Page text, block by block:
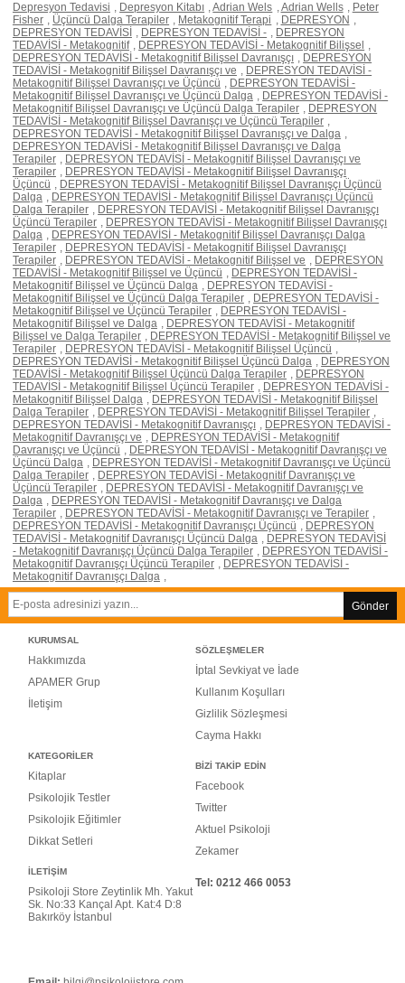
Depresyon Tedavisi , Depresyon Kitabı ,Adrian Wels ,Adrian Wells , Peter
Fisher , Üçüncü Dalga Terapiler , Metakognitif Terapi , DEPRESYON ,
DEPRESYON TEDAVİSİ , DEPRESYON TEDAVİSİ - , DEPRESYON
TEDAVİSİ - Metakognitif , DEPRESYON TEDAVİSİ - Metakognitif Bilişsel
,
DEPRESYON TEDAVİSİ - Metakognitif Bilişsel Davranışçı , DEPRESYON
TEDAVİSİ - Metakognitif Bilişsel Davranışçı ve , DEPRESYON TEDAVİSİ -
Metakognitif Bilişsel Davranışçı ve Üçüncü , DEPRESYON TEDAVİSİ -
Metakognitif Bilişsel Davranışçı ve Üçüncü Dalga , DEPRESYON TEDAVİSİ -
Metakognitif Bilişsel Davranışçı ve Üçüncü Dalga Terapiler , DEPRESYON
TEDAVİSİ - Metakognitif Bilişsel Davranışçı ve Üçüncü Terapiler ,
DEPRESYON TEDAVİSİ - Metakognitif Bilişsel Davranışçı ve Dalga ,
DEPRESYON TEDAVİSİ - Metakognitif Bilişsel Davranışçı ve Dalga
Terapiler , DEPRESYON TEDAVİSİ - Metakognitif Bilişsel Davranışçı ve
Terapiler , DEPRESYON TEDAVİSİ - Metakognitif Bilişsel Davranışçı
Üçüncü , DEPRESYON TEDAVİSİ - Metakognitif Bilişsel Davranışçı Üçüncü
Dalga , DEPRESYON TEDAVİSİ - Metakognitif Bilişsel Davranışçı Üçüncü
Dalga Terapiler , DEPRESYON TEDAVİSİ - Metakognitif Bilişsel Davranışçı
Üçüncü Terapiler , DEPRESYON TEDAVİSİ - Metakognitif Bilişsel Davranışçı
Dalga , DEPRESYON TEDAVİSİ - Metakognitif Bilişsel Davranışçı Dalga
Terapiler , DEPRESYON TEDAVİSİ - Metakognitif Bilişsel Davranışçı
Terapiler , DEPRESYON TEDAVİSİ - Metakognitif Bilişsel ve , DEPRESYON
TEDAVİSİ - Metakognitif Bilişsel ve Üçüncü , DEPRESYON TEDAVİSİ -
Metakognitif Bilişsel ve Üçüncü Dalga , DEPRESYON TEDAVİSİ -
Metakognitif Bilişsel ve Üçüncü Dalga Terapiler , DEPRESYON TEDAVİSİ -
Metakognitif Bilişsel ve Üçüncü Terapiler , DEPRESYON TEDAVİSİ -
Metakognitif Bilişsel ve Dalga , DEPRESYON TEDAVİSİ - Metakognitif
Bilişsel ve Dalga Terapiler , DEPRESYON TEDAVİSİ - Metakognitif Bilişsel ve
Terapiler , DEPRESYON TEDAVİSİ - Metakognitif Bilişsel Üçüncü ,
DEPRESYON TEDAVİSİ - Metakognitif Bilişsel Üçüncü Dalga , DEPRESYON
TEDAVİSİ - Metakognitif Bilişsel Üçüncü Dalga Terapiler , DEPRESYON
TEDAVİSİ - Metakognitif Bilişsel Üçüncü Terapiler , DEPRESYON TEDAVİSİ -
Metakognitif Bilişsel Dalga , DEPRESYON TEDAVİSİ - Metakognitif Bilişsel
Dalga Terapiler , DEPRESYON TEDAVİSİ - Metakognitif Bilişsel Terapiler ,
DEPRESYON TEDAVİSİ - Metakognitif Davranışçı , DEPRESYON TEDAVİSİ -
Metakognitif Davranışçı ve , DEPRESYON TEDAVİSİ - Metakognitif
Davranışçı ve Üçüncü , DEPRESYON TEDAVİSİ - Metakognitif Davranışçı ve
Üçüncü Dalga , DEPRESYON TEDAVİSİ - Metakognitif Davranışçı ve Üçüncü
Dalga Terapiler , DEPRESYON TEDAVİSİ - Metakognitif Davranışçı ve
Üçüncü Terapiler , DEPRESYON TEDAVİSİ - Metakognitif Davranışçı ve
Dalga , DEPRESYON TEDAVİSİ - Metakognitif Davranışçı ve Dalga
Terapiler , DEPRESYON TEDAVİSİ - Metakognitif Davranışçı ve Terapiler ,
DEPRESYON TEDAVİSİ - Metakognitif Davranışçı Üçüncü , DEPRESYON
TEDAVİSİ - Metakognitif Davranışçı Üçüncü Dalga , DEPRESYON TEDAVİSİ
- Metakognitif Davranışçı Üçüncü Dalga Terapiler , DEPRESYON TEDAVİSİ -
Metakognitif Davranışçı Üçüncü Terapiler , DEPRESYON TEDAVİSİ -
Metakognitif Davranışçı Dalga ,
Gönder
KURUMSAL
Hakkımızda
APAMER Grup
İletişim
SÖZLEŞMELER
İptal Sevkiyat ve İade
Kullanım Koşulları
Gizlilik Sözleşmesi
Cayma Hakkı
KATEGORİLER
Kitaplar
Psikolojik Testler
Psikolojik Eğitimler
Dikkat Setleri
BİZİ TAKİP EDİN
Facebook
Twitter
Aktuel Psikoloji
Zekamer
İLETİŞİM
Psikoloji Store Zeytinlik Mh. Yakut
Sk. No:33 Kançal Apt. Kat:4 D:8
Bakırköy İstanbul
Tel: 0212 466 0053